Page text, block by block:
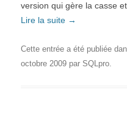
version qui gère la casse
Lire la suite →
Cette entrée a été publiée
octobre 2009 par SQLpro.